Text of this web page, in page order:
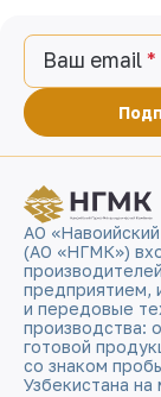
Ваш email
АО
(АО «НГМК»)
предприятием,
и передовые
производства:
готовой
со знаком
Узбекистана